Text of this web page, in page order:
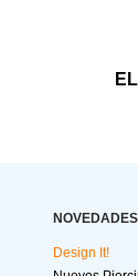
Design It!